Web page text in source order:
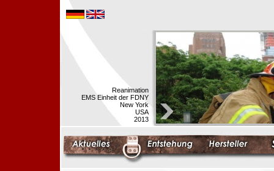
Reanimation
EMS Einheit der FDNY
New York
USA
2013